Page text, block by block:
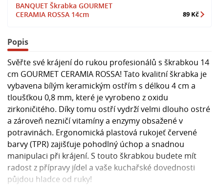
BANQUET Škrabka GOURMET
CERAMIA ROSSA 14cm
89 Kč
Popis
Svěřte své krájení do rukou profesionálů s škrabkou 14
cm GOURMET CERAMIA ROSSA! Tato kvalitní škrabka je
vybavena bílým keramickým ostřím s délkou 4 cm a
tloušťkou 0,8 mm, které je vyrobeno z oxidu
zirkoničitého. Díky tomu ostří vydrží velmi dlouho ostré
a zároveň nezničí vitamíny a enzymy obsažené v
potravinách. Ergonomická plastová rukojeť červené
barvy (TPR) zajišťuje pohodlný úchop a snadnou
manipulaci při krájení. S touto škrabkou budete mít
radost z přípravy jídel a vaše kuchařské dovednosti
půjdou hladce od ruky!